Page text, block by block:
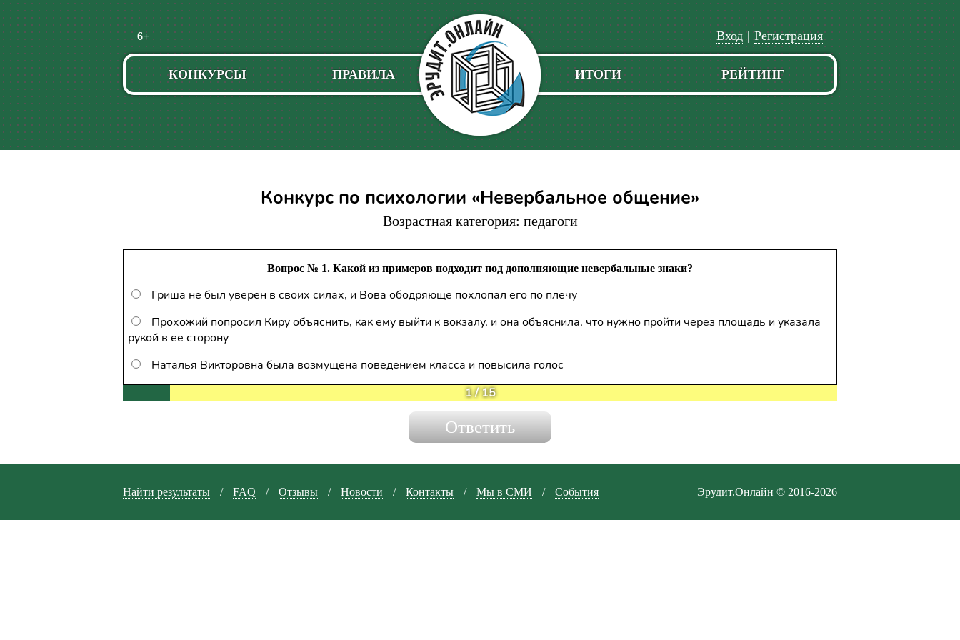
6+
Пропустить
навигацию
Регистрация
|
Вход
КОНКУРСЫ ПРАВИЛА РЕЙТИНГ
ИТОГИ
Конкурс по психологии «Невербальное общение»
Возрастная категория: педагоги
Вопрос № 1. Какой из примеров подходит под дополняющие невербальные знаки?
Гриша не был уверен в своих силах, и Вова ободряюще похлопал его по плечу
Прохожий попросил Киру объяснить, как ему выйти к вокзалу, и она объяснила, что нужно пройти через площадь и указала
рукой в ее сторону
Наталья Викторовна была возмущена поведением класса и повысила голос
1/15
Найти результаты / FAQ / Отзывы / Новости / Контакты / Мы в СМИ / События Эрудит.Онлайн © 2016-2026